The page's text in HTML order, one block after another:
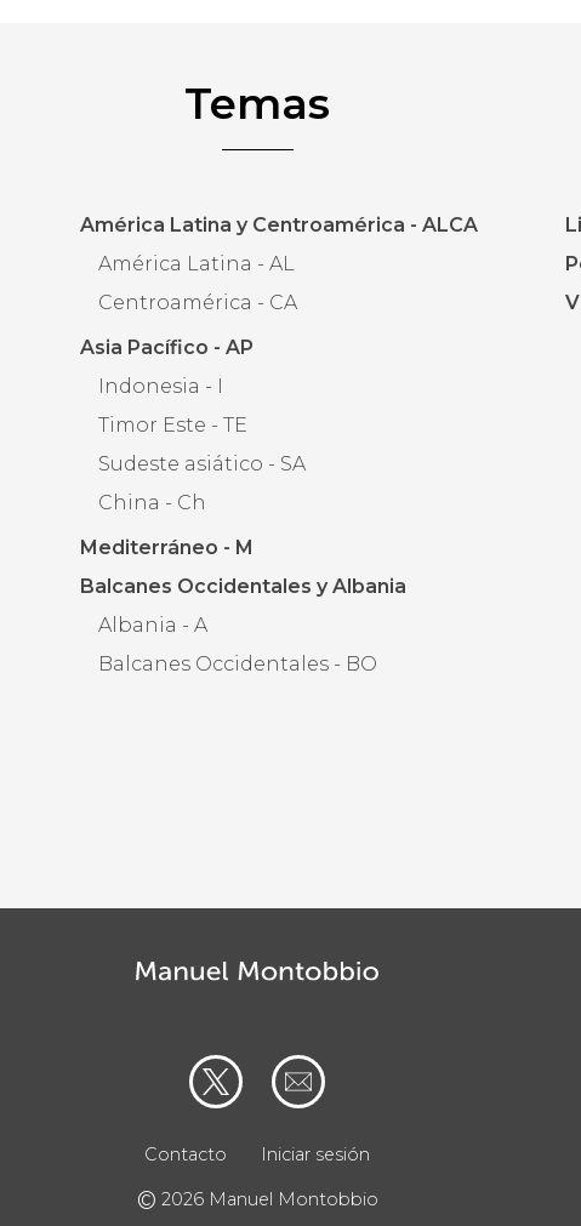
Temas
América Latina y Centroamérica - ALCA
América Latina - AL
Centroamérica - CA
Asia Pacífico - AP
Indonesia - I
Timor Este - TE
Sudeste asiático - SA
China - Ch
Mediterráneo - M
Balcanes Occidentales y Albania
Albania - A
Balcanes Occidentales - BO
Contacto Iniciar sesión
© 2026 Manuel Montobbio